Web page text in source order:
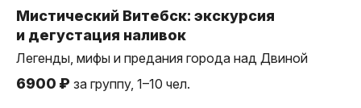
Мистический Витебск: экскурсия
и дегустация наливок
Легенды, мифы и предания города над Двиной
6900 ₽ за группу, 1–10 чел.